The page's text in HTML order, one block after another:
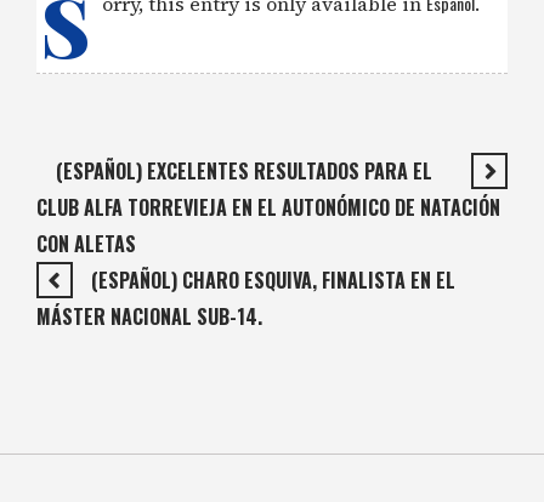
S
(ESPAÑOL) EXCELENTES RESULTADOS PARA EL
CLUB ALFA TORREVIEJA EN EL AUTONÓMICO DE NATACIÓN
CON ALETAS
(ESPAÑOL) CHARO ESQUIVA, FINALISTA EN EL
MÁSTER NACIONAL SUB-14.